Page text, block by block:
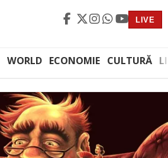
LIVE
WORLD ECONOMIE CULTURĂ